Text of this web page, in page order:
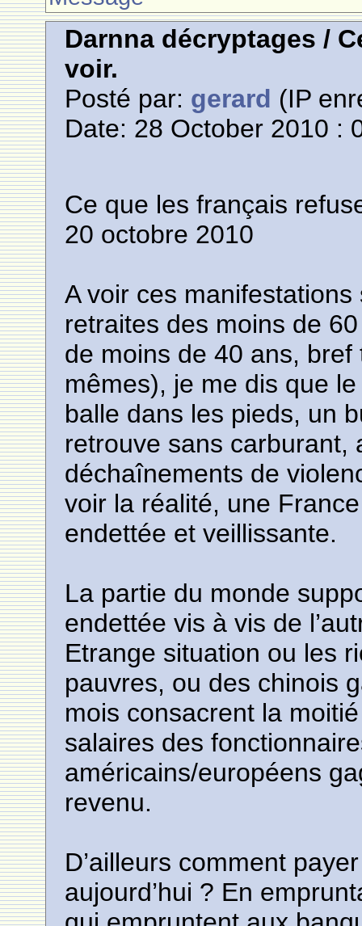
Darnna décryptages /
voir.
Posté par: gerard (IP
Date: 28 October 2010 :
Ce que les français
20 octobre 2010
A voir ces
retraites des moins de
de moins de 40 ans,
mêmes), je me dis que
balle dans les pieds, un
retrouve sans carburant,
déchaînements de
voir la réalité, une
endettée et veillissante.
La partie du monde
endettée vis à vis de
Etrange situation ou les
pauvres, ou des chinois
mois consacrent la
salaires des
américains/européens
revenu.
D’ailleurs comment
aujourd’hui ? En